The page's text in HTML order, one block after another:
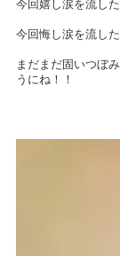
今回嬉し涙を流し
今回悔し涙を流し
まだまだ固いつぼ
うにね！！